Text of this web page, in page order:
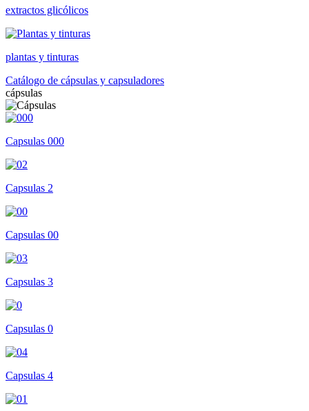
extractos glicólicos
plantas y tinturas
Catálogo de cápsulas y capsuladores
cápsulas
Capsulas 000
Capsulas 2
Capsulas 00
Capsulas 3
Capsulas 0
Capsulas 4